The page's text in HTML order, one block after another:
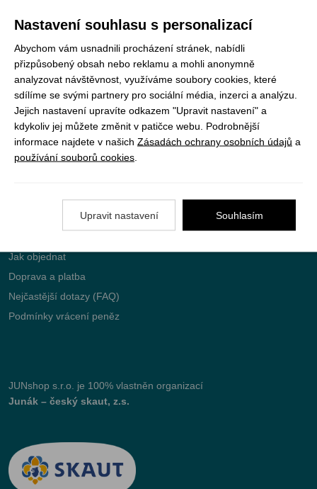
Registrujte se k odběru newsletteru a už Vám
nic neunikne
ODEBÍRAT
Vše o nákupu
Jak objednat
Doprava a platba
Nejčastější dotazy (FAQ)
Podmínky vrácení peněz
JUNshop s.r.o.
je 100% vlastněn organizací
Junák – český skaut, z.s.
Nastavení souhlasu s personalizací
Abychom vám usnadnili procházení stránek, nabídli
přizpůsobený obsah nebo reklamu a mohli anonymně
analyzovat návštěvnost, využíváme soubory cookies, které
sdílíme se svými partnery pro sociální média, inzerci a analýzu.
Jejich nastavení upravíte odkazem "Upravit nastavení" a
kdykoliv jej můžete změnit v patičce webu. Podrobnější
informace najdete v našich Zásadách ochrany osobních údajů a
používání souborů cookies
Upravit nastavení Souhlasím